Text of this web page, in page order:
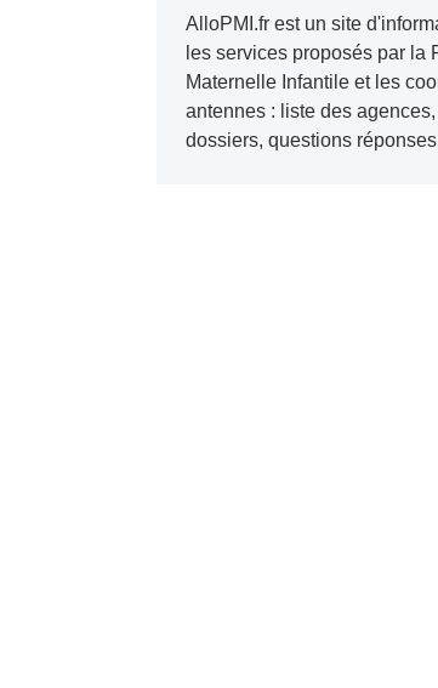
AlloPMI.fr est un site
les services proposés par la
Maternelle Infantile et les
antennes : liste des
dossiers, questions